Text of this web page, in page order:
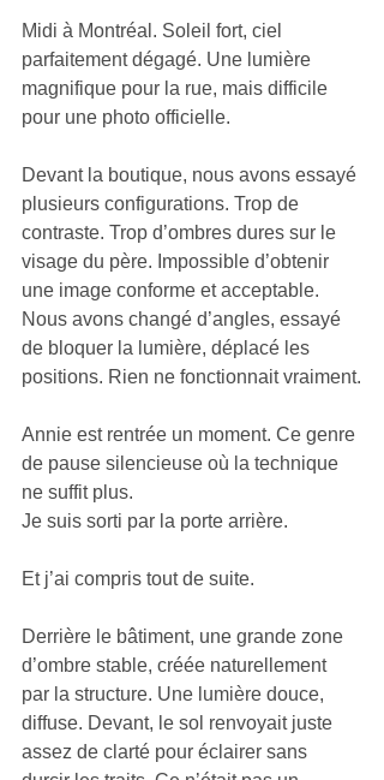
Midi à Montréal. Soleil fort, ciel
parfaitement dégagé. Une lumière
magnifique pour la rue, mais difficile
pour une photo officielle.
Devant la boutique, nous avons essayé
plusieurs configurations. Trop de
contraste. Trop d’ombres dures sur le
visage du père. Impossible d’obtenir
une image conforme et acceptable.
Nous avons changé d’angles, essayé
de bloquer la lumière, déplacé les
positions. Rien ne fonctionnait vraiment.
Annie est rentrée un moment. Ce genre
de pause silencieuse où la technique
ne suffit plus.
Je suis sorti par la porte arrière.
Et j’ai compris tout de suite.
Derrière le bâtiment, une grande zone
d’ombre stable, créée naturellement
par la structure. Une lumière douce,
diffuse. Devant, le sol renvoyait juste
assez de clarté pour éclairer sans